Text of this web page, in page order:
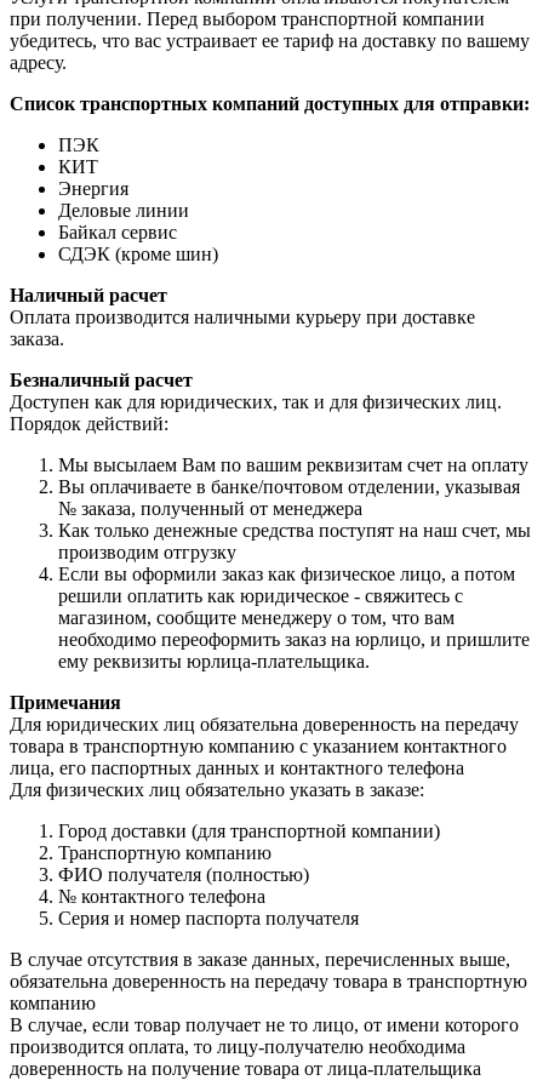
при получении. Перед выбором транспортной компании
убедитесь, что вас устраивает ее тариф на доставку по вашему
адресу.
Список транспортных компаний доступных для отправки:
ПЭК
КИТ
Энергия
Деловые линии
Байкал сервис
СДЭК (кроме шин)
Наличный расчет
Оплата производится наличными курьеру при доставке
заказа.
Безналичный расчет
Доступен как для юридических, так и для физических лиц.
Порядок действий:
Мы высылаем Вам по вашим реквизитам счет на оплату
Вы оплачиваете в банке/почтовом отделении, указывая
№ заказа, полученный от менеджера
Как только денежные средства поступят на наш счет, мы
производим отгрузку
Если вы оформили заказ как физическое лицо, а потом
решили оплатить как юридическое - свяжитесь с
магазином, сообщите менеджеру о том, что вам
необходимо переоформить заказ на юрлицо, и пришлите
ему реквизиты юрлица-плательщика.
Примечания
Для юридических лиц обязательна доверенность на передачу
товара в транспортную компанию с указанием контактного
лица, его паспортных данных и контактного телефона
Для физических лиц обязательно указать в заказе:
Город доставки (для транспортной компании)
Транспортную компанию
ФИО получателя (полностью)
№ контактного телефона
Серия и номер паспорта получателя
В случае отсутствия в заказе данных, перечисленных выше,
обязательна доверенность на передачу товара в транспортную
компанию
В случае, если товар получает не то лицо, от имени которого
производится оплата, то лицу-получателю необходима
доверенность на получение товара от лица-плательщика